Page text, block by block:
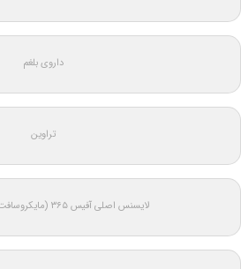
داروی بلغم
تراوین
لایسنس اصلی آفیس ۳۶۵ (مایکروسافت ۳۶۵) اورجینال